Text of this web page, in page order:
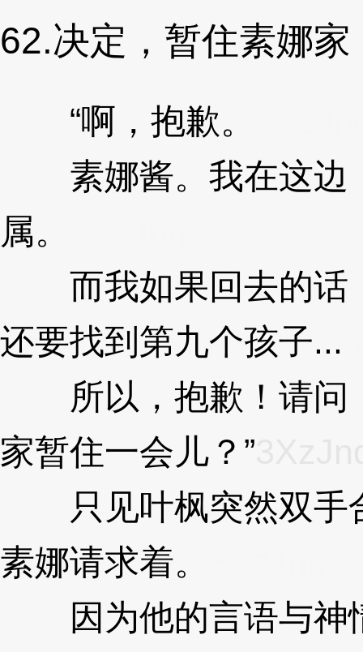
62.决定，暂住素娜家
“啊，抱歉。
素娜酱。我在这边
属。
而我如果回去的话
还要找到第九个孩子...
所以，抱歉！请问
家暂住一会儿？”
只见叶枫突然双手
素娜请求着。
因为他的言语与神